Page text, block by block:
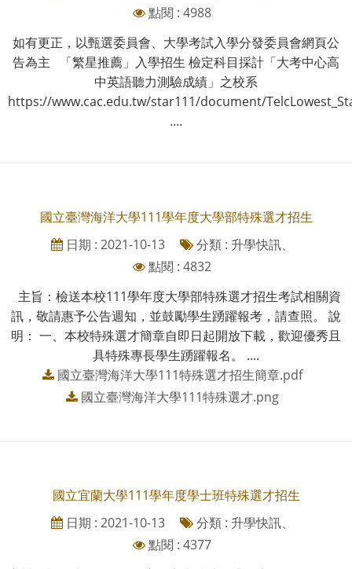
點閱 : 4988
如有更正，以甄選委員會、大學考試入學分發委員會網頁公
告為主 「繁星推薦」入學招生 檢定科目採計「大考中心高
中英語聽力測驗成績」之校系
https://www.cac.edu.tw/star111/document/
....
國立臺灣海洋大學111學年度大學部特殊選才招生
日期 : 2021-10-13
分類 : 升學快訊、
點閱 : 4832
主旨：檢送本校111學年度大學部特殊選才招生考試相關資
訊，敬請惠予公告週知，並鼓勵學生踴躍報考，請查照。 說
明： 一、本校特殊選才簡章自即日起開放下載，歡迎優秀且
具特殊專長學生踴躍報名。 ....
國立臺灣海洋大學111特殊選才招生簡章.pdf
國立臺灣海洋大學111特殊選才.png
國立宜蘭大學111學年度學士班特殊選才招生
日期 : 2021-10-13
分類 : 升學快訊、
點閱 : 4377